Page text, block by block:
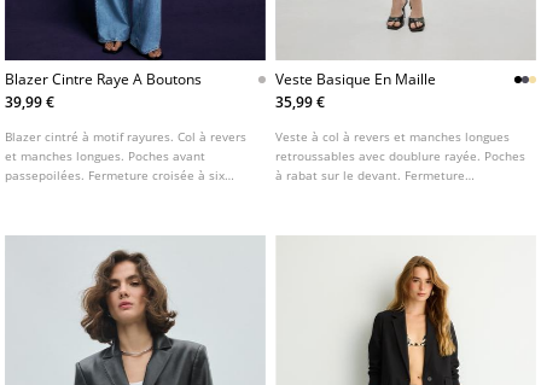
Blazer Cintre Raye A Boutons
39,99 €
Blazer cintré à motif rayures. Col à revers
et manches longues. Poches avant
passepoilées. Fermeture croisée à six
Veste Basique En Maille
35,99 €
Veste à col à revers et manches longues
retroussables avec doublure rayée. Poches
à rabat sur le devant. Fermeture